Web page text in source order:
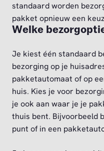
standaard worden
pakket opnieuw een
Welke
Je kiest één standaard
bezorging op je
pakketautomaat of op
huis. Kies je voor
je ook aan waar je je
thuis bent. Bijvoorbeeld
punt of in een